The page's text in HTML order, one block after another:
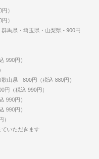
）
）
馬県・埼玉県・山梨県 - 900円
990円）
山県 - 800円（税込 880円）
円（税込 990円）
990円）
990円）
）
いただきます